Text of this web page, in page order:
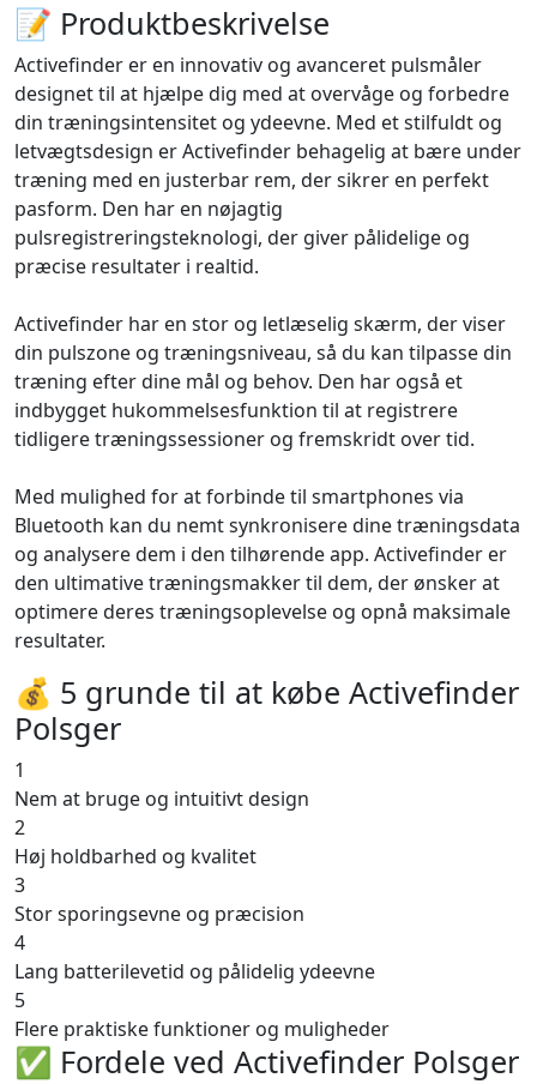
📝 Produktbeskrivelse
Activefinder er en innovativ og avanceret pulsmåler
designet til at hjælpe dig med at overvåge og forbedre
din træningsintensitet og ydeevne. Med et stilfuldt og
letvægtsdesign er Activefinder behagelig at bære under
træning med en justerbar rem, der sikrer en perfekt
pasform. Den har en nøjagtig
pulsregistreringsteknologi, der giver pålidelige og
præcise resultater i realtid.
Activefinder har en stor og letlæselig skærm, der viser
din pulszone og træningsniveau, så du kan tilpasse din
træning efter dine mål og behov. Den har også et
indbygget hukommelsesfunktion til at registrere
tidligere træningssessioner og fremskridt over tid.
Med mulighed for at forbinde til smartphones via
Bluetooth kan du nemt synkronisere dine træningsdata
og analysere dem i den tilhørende app. Activefinder er
den ultimative træningsmakker til dem, der ønsker at
optimere deres træningsoplevelse og opnå maksimale
resultater.
💰 5 grunde til at købe Activefinder
Polsger
1
Nem at bruge og intuitivt design
2
Høj holdbarhed og kvalitet
3
Stor sporingsevne og præcision
4
Lang batterilevetid og pålidelig ydeevne
5
Flere praktiske funktioner og muligheder
✅ Fordele ved Activefinder Polsger